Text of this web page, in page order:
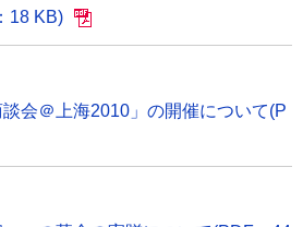
18 KB)
談会＠上海2010」の開催について(P